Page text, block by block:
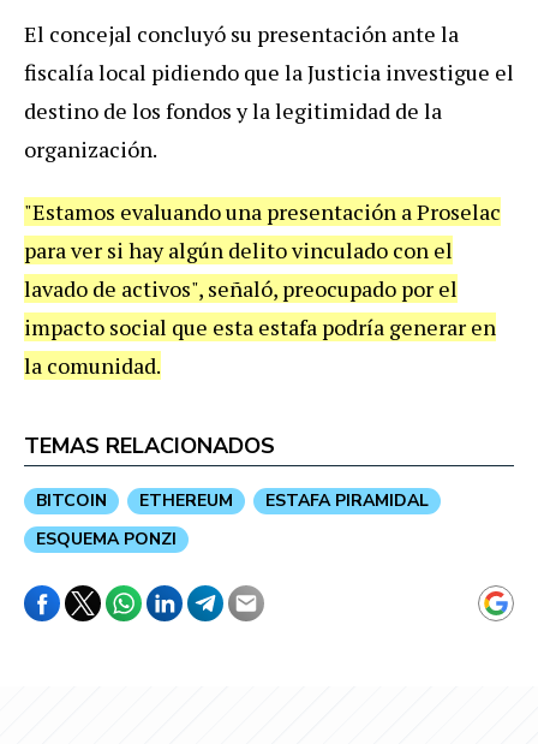
El concejal concluyó su presentación ante la
fiscalía local pidiendo que la Justicia investigue el
destino de los fondos y la legitimidad de la
organización.
"Estamos evaluando una presentación a Proselac
para ver si hay algún delito vinculado con el
lavado de activos", señaló, preocupado por el
impacto social que esta estafa podría generar en
la comunidad.
TEMAS RELACIONADOS
BITCOIN ETHEREUM
ESTAFA PIRAMIDAL
ESQUEMA PONZI